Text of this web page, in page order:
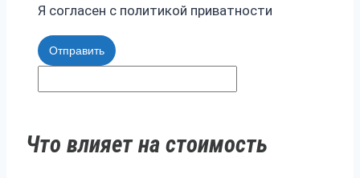
Я согласен с политикой приватности
Отправить
Что влияет на стоимость